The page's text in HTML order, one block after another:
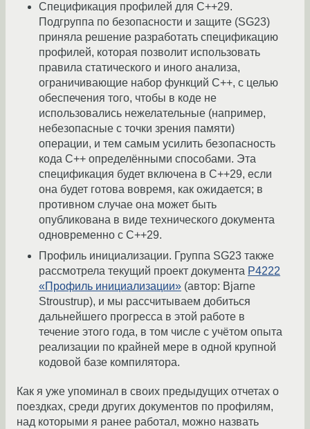
Спецификация профилей для C++29.
Подгруппа по безопасности и защите (SG23)
приняла решение разработать спецификацию
профилей, которая позволит использовать
правила статического и иного анализа,
ограничивающие набор функций C++, с целью
обеспечения того, чтобы в коде не
использовались нежелательные (например,
небезопасные с точки зрения памяти)
операции, и тем самым усилить безопасность
кода C++ определёнными способами. Эта
спецификация будет включена в C++29, если
она будет готова вовремя, как ожидается; в
противном случае она может быть
опубликована в виде технического документа
одновременно с C++29.
Профиль инициализации. Группа SG23 также
рассмотрела текущий проект документа P4222
«Профиль инициализации» (автор: Bjarne
Stroustrup), и мы рассчитываем добиться
дальнейшего прогресса в этой работе в
течение этого года, в том числе с учётом опыта
реализации по крайней мере в одной крупной
кодовой базе компилятора.
Как я уже упоминал в своих предыдущих отчетах о
поездках, среди других документов по профилям,
над которыми я ранее работал, можно назвать